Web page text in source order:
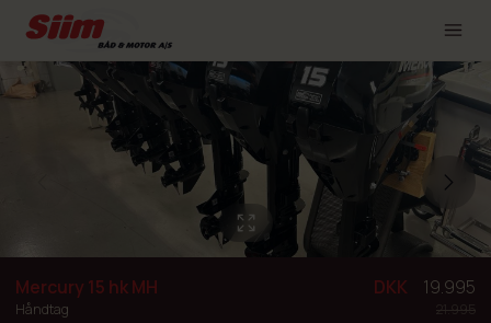
Mercury 15 hk MH
Håndtag
DKK 19.995
21.995